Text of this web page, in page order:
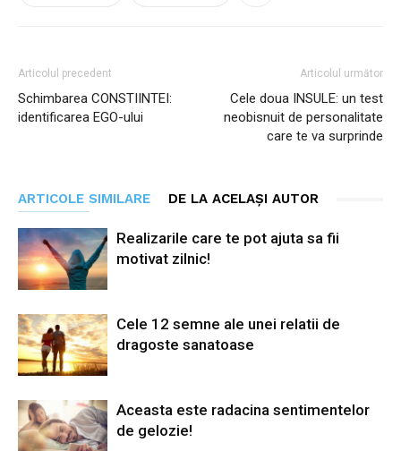
Articolul precedent
Schimbarea CONSTIINTEI:
identificarea EGO-ului
Articolul următor
Cele doua INSULE: un test
neobisnuit de personalitate
care te va surprinde
ARTICOLE SIMILARE DE LA ACELAȘI AUTOR
Realizarile care te pot ajuta sa fii
motivat zilnic!
Cele 12 semne ale unei relatii de
dragoste sanatoase
Aceasta este radacina sentimentelor
de gelozie!